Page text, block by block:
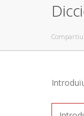
Compartiu